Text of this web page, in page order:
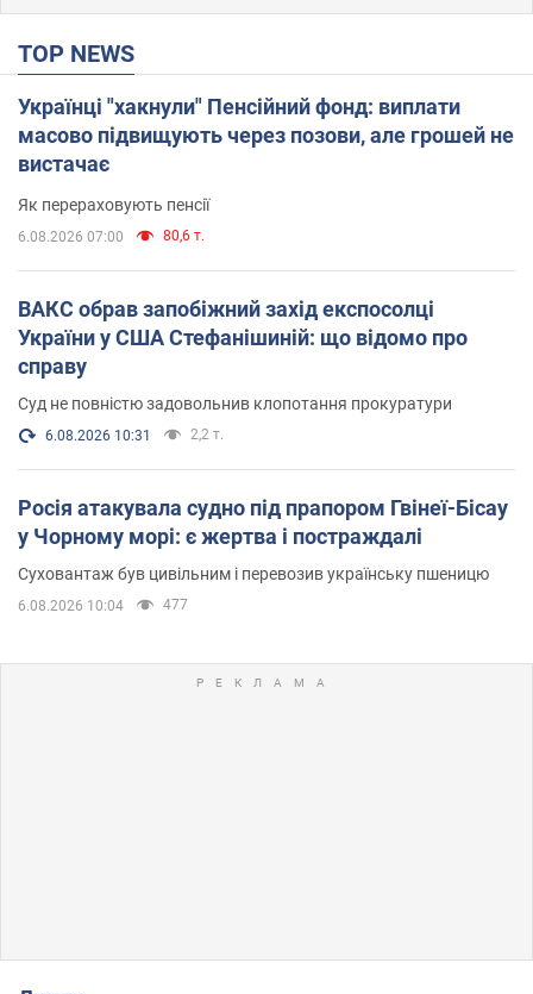
TOP NEWS
Українці "хакнули" Пенсійний фонд: виплати
масово підвищують через позови, але грошей не
вистачає
Як перераховують пенсії
6.08.2026 07:00 80,6 т.
ВАКС обрав запобіжний захід експосолці
України у США Стефанішиній: що відомо про
справу
Суд не повністю задовольнив клопотання прокуратури
6.08.2026 10:31 2,2 т.
Росія атакувала судно під прапором Гвінеї-Бісау
у Чорному морі: є жертва і постраждалі
Суховантаж був цивільним і перевозив українську пшеницю
6.08.2026 10:04 477